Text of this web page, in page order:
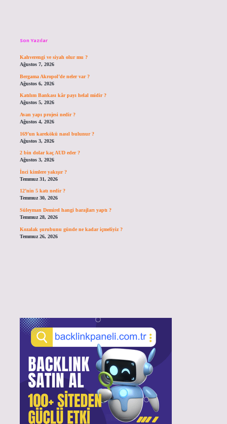
Son Yazılar
Kahverengi ve siyah olur mu ?
Ağustos 7, 2026
Bergama Akropol’de neler var ?
Ağustos 6, 2026
Katılım Bankası kâr payı helal midir ?
Ağustos 5, 2026
Avan yapı projesi nedir ?
Ağustos 4, 2026
169’un karekökü nasıl bulunur ?
Ağustos 3, 2026
2 bin dolar kaç AUD eder ?
Ağustos 3, 2026
İnci kimlere yakışır ?
Temmuz 31, 2026
12’nin 5 katı nedir ?
Temmuz 30, 2026
Süleyman Demirel hangi barajları yaptı ?
Temmuz 28, 2026
Kozalak şurubunu günde ne kadar içmeliyiz ?
Temmuz 26, 2026